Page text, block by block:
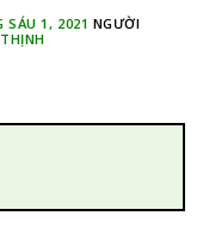
SÁU 1, 2021 NGƯỜI